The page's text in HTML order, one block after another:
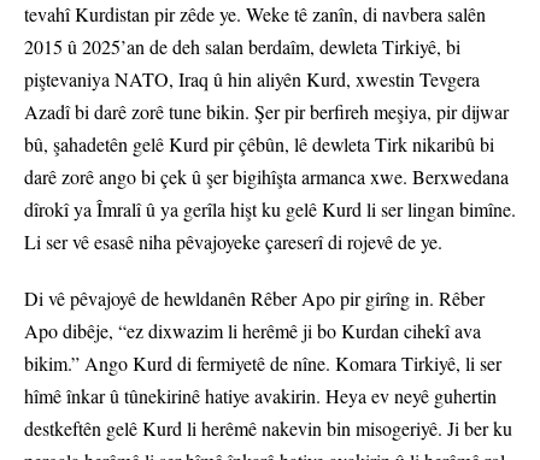
tevahî Kurdistan pir zêde ye. Weke tê zanîn, di navbera salên
2015 û 2025’an de deh salan berdaîm, dewleta Tirkiyê, bi
piştevaniya NATO, Iraq û hin aliyên Kurd, xwestin Tevgera
Azadî bi darê zorê tune bikin. Şer pir berfireh meşiya, pir dijwar
bû, şahadetên gelê Kurd pir çêbûn, lê dewleta Tirk nikaribû bi
darê zorê ango bi çek û şer bigihîşta armanca xwe. Berxwedana
dîrokî ya Îmralî û ya gerîla hişt ku gelê Kurd li ser lingan bimîne.
Li ser vê esasê niha pêvajoyeke çareserî di rojevê de ye.
Di vê pêvajoyê de hewldanên Rêber Apo pir girîng in. Rêber
Apo dibêje, “ez dixwazim li herêmê ji bo Kurdan cihekî ava
bikim.” Ango Kurd di fermiyetê de nîne. Komara Tirkiyê, li ser
hîmê înkar û tûnekirinê hatiye avakirin. Heya ev neyê guhertin
destkeftên gelê Kurd li herêmê nakevin bin misogeriyê. Ji ber ku